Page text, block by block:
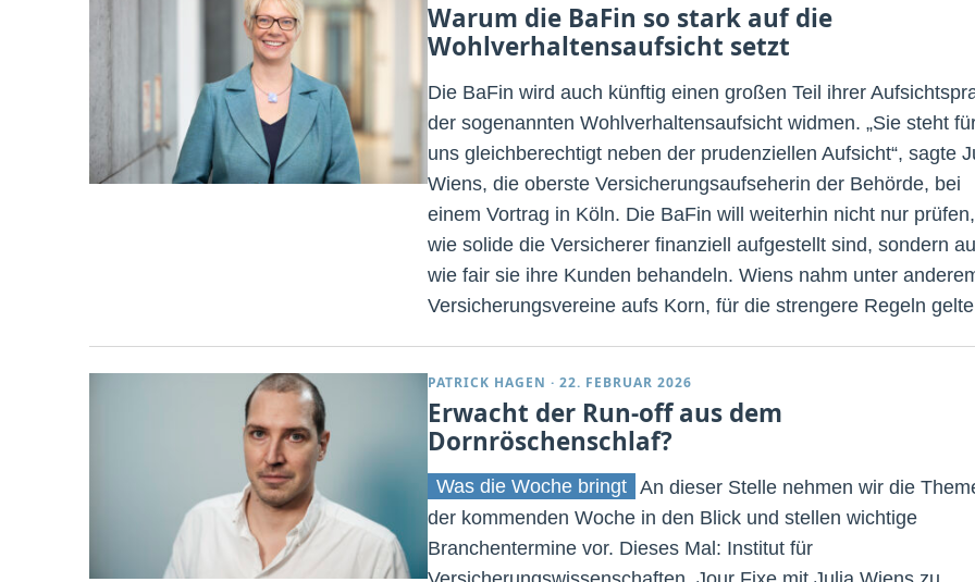
Warum die BaFin so stark auf die
Wohlverhaltensaufsicht setzt
Die BaFin wird auch künftig einen großen Teil ihrer
der sogenannten Wohlverhaltensaufsicht widmen. „Sie steht
uns gleichberechtigt neben der prudenziellen Aufsicht“, sagte
Wiens, die oberste Versicherungsaufseherin der Behörde, bei
einem Vortrag in Köln. Die BaFin will weiterhin nicht nur prüfen,
wie solide die Versicherer finanziell aufgestellt sind, sondern
wie fair sie ihre Kunden behandeln. Wiens nahm unter
Versicherungsvereine aufs Korn, für die strengere Regeln
PATRICK HAGEN · 22. FEBRUAR 2026
Erwacht der Run-off aus dem
Dornröschenschlaf?
Was die Woche bringt An dieser Stelle nehmen wir die
der kommenden Woche in den Blick und stellen wichtige
Branchentermine vor. Dieses Mal: Institut für